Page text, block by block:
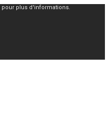
pour plus d'informations.